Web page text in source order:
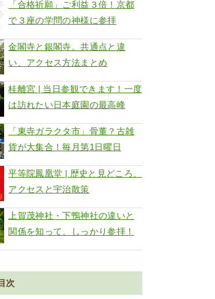
「合格祈願」ご利益３倍！京都
で３座の学問の神様に参拝
金閣寺と銀閣寺。共通点と違
い、アクセス方法まとめ
桂離宮 | 当日参観できます！一度
は訪れたい日本庭園の最高峰
「東寺ガラクタ市」骨董？古雑
貨が大集合！毎月第1日曜日
平等院鳳凰堂 | 歴史と見どころ、
アクセスと宇治散策
上賀茂神社・下鴨神社の違いと
関係を知って、しっかり参拝！
次